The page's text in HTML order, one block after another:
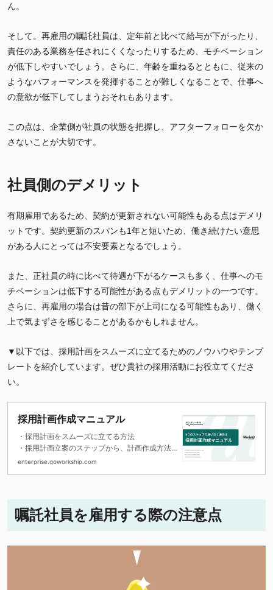
ん。
そして。再雇用の嘱託社員は、定年前と比べて給与が下がったり、
責任のある業務を任されにくくなったりするため、モチベーション
が低下しやすいでしょう。さらに、年齢を重ねるとともに、従来の
ようなパフォーマンスを発揮することが難しくなることで、仕事へ
の意欲が低下してしまうおそれもあります。
この点は、企業側が社員の状態を把握し、アフターフォローを欠か
さないことが大切です。
社員側のデメリット
有期雇用であるため、契約が更新されない可能性もある点はデメリ
ットです。契約更新のスパンも1年と短いため、働き続けたい意思
がある人にとっては不安要素となるでしょう。
また、正社員の時に比べて待遇が下がるケースも多く、仕事へのモ
チベーションは低下する可能性がある点もデメリットの一つです。
さらに、再雇用の場合は昔の部下が上司になる可能性もあり、働く
上で気まずさを感じることがあるかもしれません。
▼以下では、採用計画をスムーズに立てるためのノウハウやテンプ
レートを紹介しています。ぜひ貴社の採用活動にお役立てくださ
い。
採用計画作成マニュアル
・採用計画をスムーズに立てる方法
・採用計画立案のステップから、計画作成方法
を解説
enterprise.goworkship.com
嘱託社員を雇用する際の注意点